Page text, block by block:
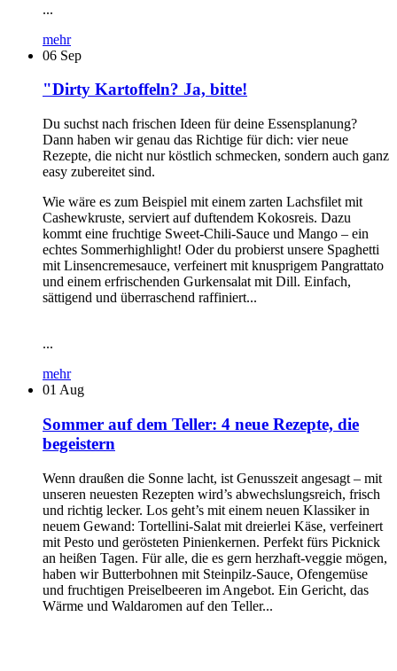
...
mehr
06 Sep
"Dirty Kartoffeln? Ja, bitte!
Du suchst nach frischen Ideen für deine Essensplanung?
Dann haben wir genau das Richtige für dich: vier neue
Rezepte, die nicht nur köstlich schmecken, sondern auch ganz
easy zubereitet sind.
Wie wäre es zum Beispiel mit einem zarten Lachsfilet mit
Cashewkruste, serviert auf duftendem Kokosreis. Dazu
kommt eine fruchtige Sweet-Chili-Sauce und Mango – ein
echtes Sommerhighlight! Oder du probierst unsere Spaghetti
mit Linsencremesauce, verfeinert mit knusprigem Pangrattato
und einem erfrischenden Gurkensalat mit Dill. Einfach,
sättigend und überraschend raffiniert...
...
mehr
01 Aug
Sommer auf dem Teller: 4 neue Rezepte, die
begeistern
Wenn draußen die Sonne lacht, ist Genusszeit angesagt – mit
unseren neuesten Rezepten wird’s abwechslungsreich, frisch
und richtig lecker. Los geht’s mit einem neuen Klassiker in
neuem Gewand: Tortellini-Salat mit dreierlei Käse, verfeinert
mit Pesto und gerösteten Pinienkernen. Perfekt fürs Picknick
an heißen Tagen. Für alle, die es gern herzhaft-veggie mögen,
haben wir Butterbohnen mit Steinpilz-Sauce, Ofengemüse
und fruchtigen Preiselbeeren im Angebot. Ein Gericht, das
Wärme und Waldaromen auf den Teller...